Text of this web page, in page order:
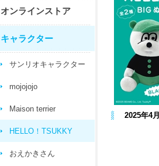
オンラインストア
キャラクター
サンリオキャラクター
mojojojo
Maison terrier
HELLO！TSUKKY
おえかきさん
2025年4月